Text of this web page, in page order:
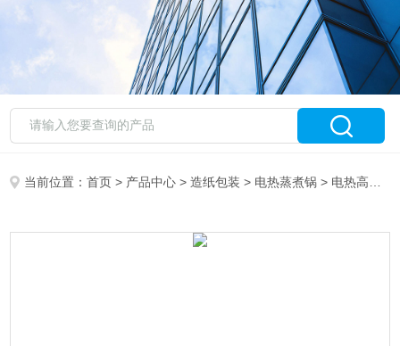
当前位置：首页 > 产品中心 >造纸包装 > 电热蒸煮锅 > 电热高压蒸煮锅ZB-ZG